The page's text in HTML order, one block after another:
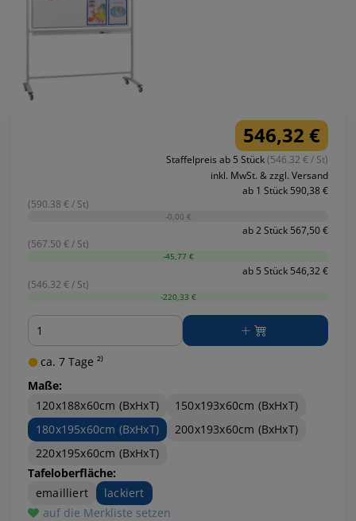
546,32 €
Staffelpreis ab 5 Stück(546.32 € / St)
inkl. MwSt. & zzgl. Versand
ab 1 Stück 590,38 €
(590.38 € / St)
-0,00 €
ab 2 Stück 567,50 €
(567.50 € / St)
-45,77 €
ab 5 Stück 546,32 €
(546.32 € / St)
-220,33 €
Menge
ca. 7 Tage ²⁾
Maße:
120x188x60cm (BxHxT)
150x193x60cm (BxHxT)
180x195x60cm (BxHxT)
200x193x60cm (BxHxT)
220x195x60cm (BxHxT)
Tafeloberfläche:
emailliert
lackiert
auf die Merkliste setzen